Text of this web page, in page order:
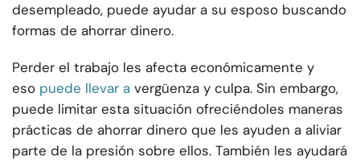
desempleado, puede ayudar a su esposo buscando
formas de ahorrar dinero.
Perder el trabajo les afecta económicamente y
eso puede llevar a vergüenza y culpa. Sin embargo,
puede limitar esta situación ofreciéndoles maneras
prácticas de ahorrar dinero que les ayuden a aliviar
parte de la presión sobre ellos. También les ayudará